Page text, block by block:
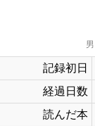
男
記録初日
経過日数
読んだ本